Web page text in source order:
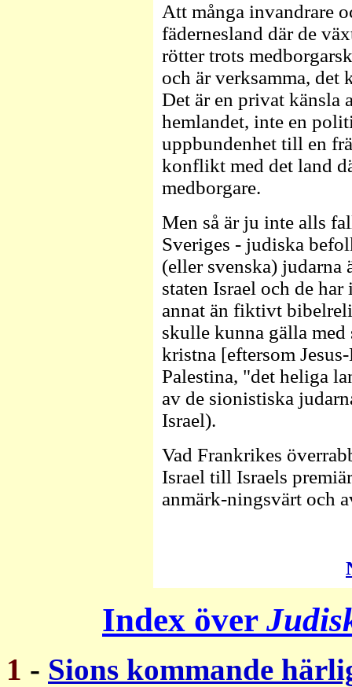
Att många invandrare
fädernesland där de
rötter trots
och är verksamma, det
Det är en privat känsla
hemlandet, inte en
uppbundenhet till en
konflikt med det land
medborgare.
Men så är ju inte alls
Sveriges - judiska
(eller svenska)
staten Israel och de
annat än fiktivt
skulle kunna gälla
kristna [eftersom
Palestina, "det heliga
av de sionistiska
Israel).
Vad Frankrikes
Israel till Israels
anmärk-ningsvärt och
Index över
1 - Sions kommande